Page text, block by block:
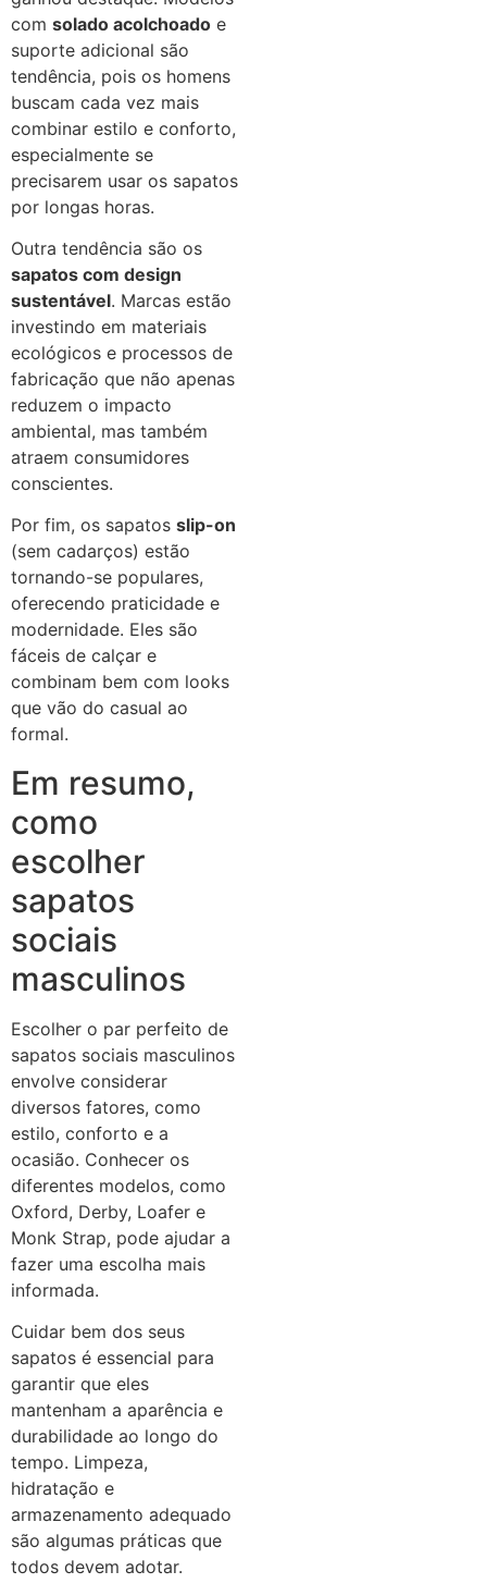
com solado acolchoado e
suporte adicional são
tendência, pois os homens
buscam cada vez mais
combinar estilo e conforto,
especialmente se
precisarem usar os sapatos
por longas horas.
Outra tendência são os
sapatos com design
sustentável. Marcas estão
investindo em materiais
ecológicos e processos de
fabricação que não apenas
reduzem o impacto
ambiental, mas também
atraem consumidores
conscientes.
Por fim, os sapatos slip-on
(sem cadarços) estão
tornando-se populares,
oferecendo praticidade e
modernidade. Eles são
fáceis de calçar e
combinam bem com looks
que vão do casual ao
formal.
Em resumo,
como
escolher
sapatos
sociais
masculinos
Escolher o par perfeito de
sapatos sociais masculinos
envolve considerar
diversos fatores, como
estilo, conforto e a
ocasião. Conhecer os
diferentes modelos, como
Oxford, Derby, Loafer e
Monk Strap, pode ajudar a
fazer uma escolha mais
informada.
Cuidar bem dos seus
sapatos é essencial para
garantir que eles
mantenham a aparência e
durabilidade ao longo do
tempo. Limpeza,
hidratação e
armazenamento adequado
são algumas práticas que
todos devem adotar.